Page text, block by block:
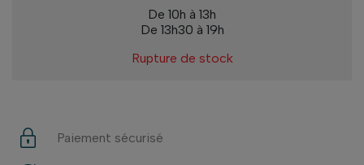
De 10h à 13h
De 13h30 à 19h
Rupture de stock
Paiement sécurisé